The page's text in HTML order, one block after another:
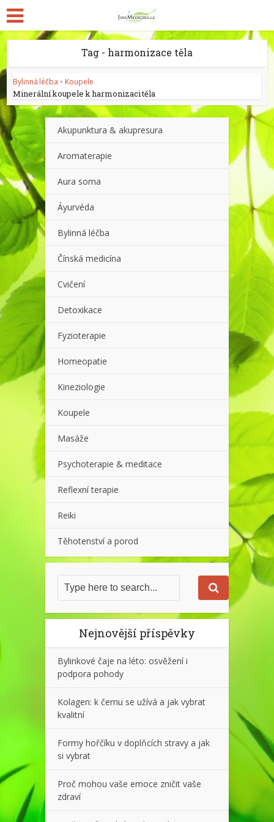
Tag - harmonizace těla
Bylinná léčba • Koupele
Minerální koupele k harmonizaci těla
Akupunktura & akupresura
Aromaterapie
Aura soma
Áyurvéda
Bylinná léčba
Čínská medicína
Cvičení
Detoxikace
Fyzioterapie
Homeopatie
Kineziologie
Koupele
Masáže
Psychoterapie & meditace
Reflexní terapie
Reiki
Těhotenství a porod
Nejnovější příspěvky
Bylinkové čaje na léto: osvěžení i
podpora pohody
Kolagen: k čemu se užívá a jak vybrat
kvalitní
Formy hořčíku v doplňcích stravy a jak
si vybrat
Proč mohou vaše emoce zničit vaše
zdraví